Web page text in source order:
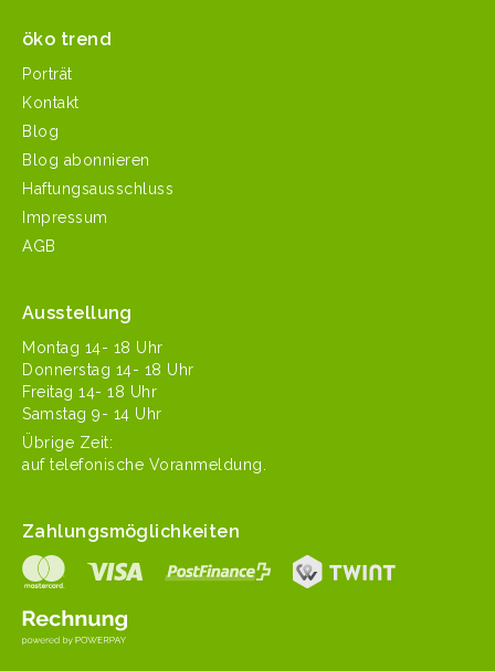
öko trend
Porträt
Kontakt
Blog
Blog abonnieren
Haftungsausschluss
Impressum
AGB
Ausstellung
Mon­tag 14- 18 Uhr
Don­ner­stag 14- 18 Uhr
Fre­itag 14- 18 Uhr
Sam­stag 9- 14 Uhr
Übrige Zeit:
auf tele­fonis­che Voranmeldung.
Zahlungsmöglichkeiten